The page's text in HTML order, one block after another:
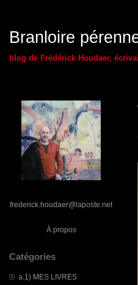
Branloire
blog de Frédérick Houdaer,
frederick.houdaer@laposte.net
À propos
Catégories
a.1) MES LIVRES